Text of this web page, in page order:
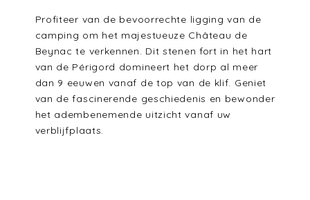
Profiteer van de bevoorrechte ligging van de
camping om het majestueuze Château de
Beynac te verkennen. Dit stenen fort in het hart
van de Périgord domineert het dorp al meer
dan 9 eeuwen vanaf de top van de klif. Geniet
van de fascinerende geschiedenis en bewonder
het adembenemende uitzicht vanaf uw
verblijfplaats.